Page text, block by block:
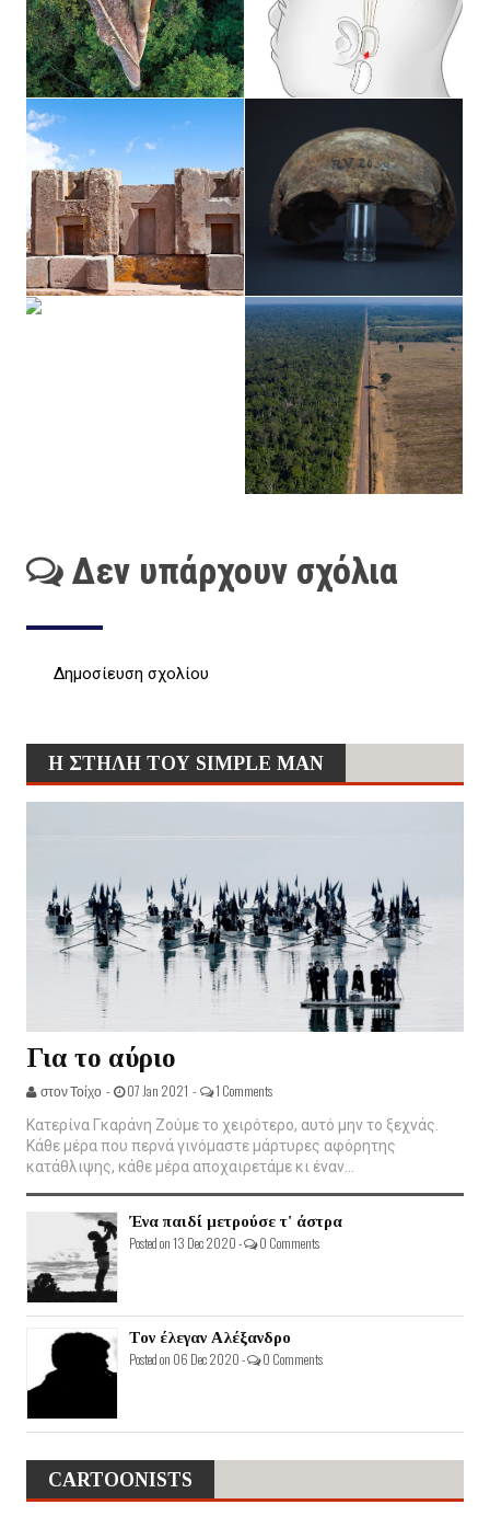
Δεν υπάρχουν σχόλια
Δημοσίευση σχολίου
Η ΣΤΗΛΗ ΤΟΥ SIMPLE MAN
Για το αύριο
στον Τοίχο - 07 Jan 2021 - 1 Comments
Κατερίνα Γκαράνη Ζούμε το χειρότερο, αυτό μην το ξεχνάς.
Κάθε μέρα που περνά γινόμαστε μάρτυρες αφόρητης
κατάθλιψης, κάθε μέρα αποχαιρετάμε κι έναν...
Ένα παιδί μετρούσε τ' άστρα
Posted on 13 Dec 2020 - 0 Comments
Τον έλεγαν Αλέξανδρο
Posted on 06 Dec 2020 - 0 Comments
CARTOONISTS